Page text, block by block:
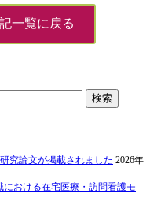
一覧に戻る
検索
究論文が掲載されました 2026年
おける在宅医療・訪問看護モ